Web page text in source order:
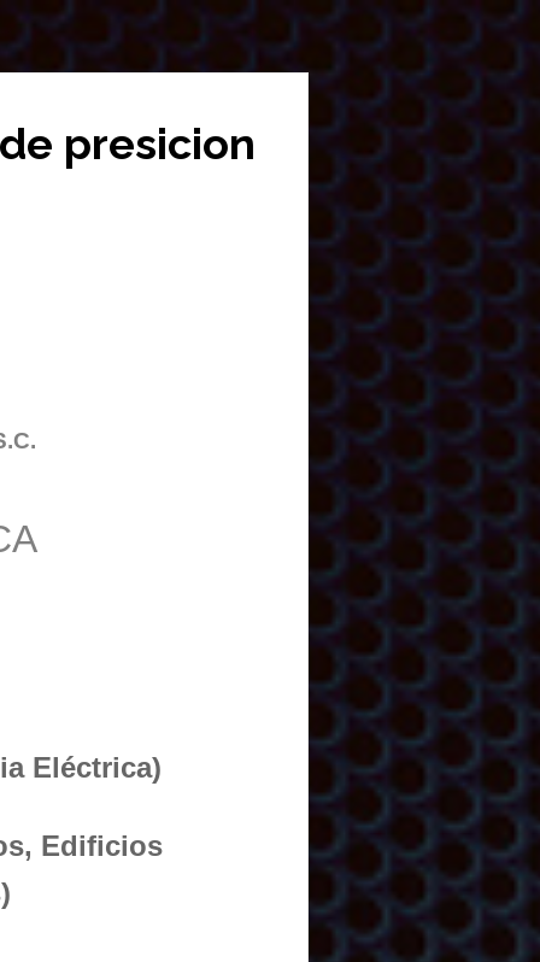
presicion
Eléctrica)
Edificios